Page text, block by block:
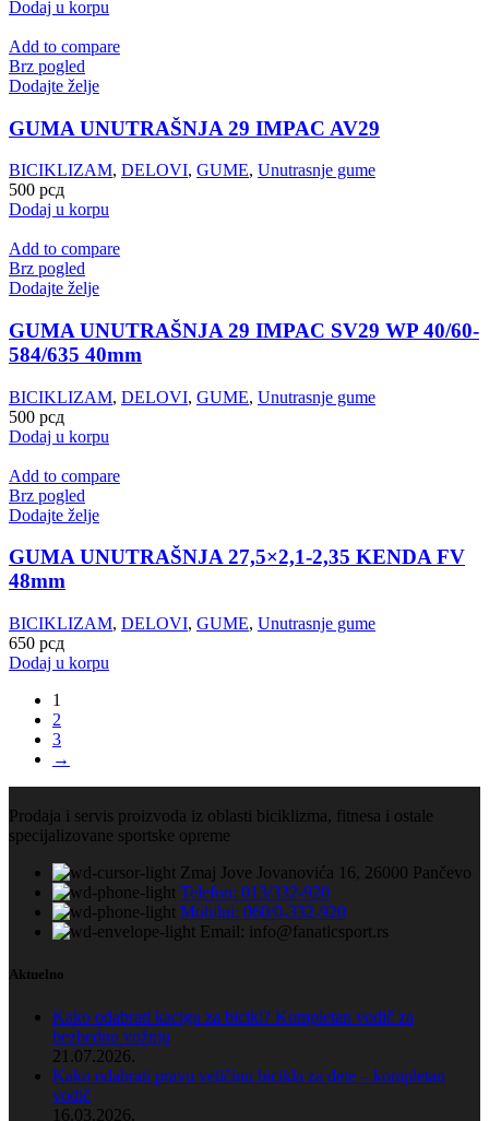
Dodaj u korpu
Add to compare
Brz pogled
Dodajte želje
GUMA UNUTRAŠNJA 29 IMPAC AV29
BICIKLIZAM, DELOVI, GUME, Unutrasnje gume
500 рсд
Dodaj u korpu
Add to compare
Brz pogled
Dodajte želje
GUMA UNUTRAŠNJA 29 IMPAC SV29 WP 40/60-
584/635 40mm
BICIKLIZAM, DELOVI, GUME, Unutrasnje gume
500 рсд
Dodaj u korpu
Add to compare
Brz pogled
Dodajte želje
GUMA UNUTRAŠNJA 27,5×2,1-2,35 KENDA FV
48mm
BICIKLIZAM, DELOVI, GUME, Unutrasnje gume
650 рсд
Dodaj u korpu
1
2
3
→
Prodaja i servis proizvoda iz oblasti biciklizma, fitnesa i ostale
specijalizovane sportske opreme
Zmaj Jove Jovanovića 16, 26000 Pančevo
Telefon: 013/332-920
Mobilni: 060/0-332-920
Email: info@fanaticsport.rs
Aktuelno
Kako odabrati kacigu za bicikl? Kompletan vodič za
bezbednu vožnju
21.07.2026.
Kako odabrati pravu veličinu bicikla za dete – kompletan
vodič
16.03.2026.